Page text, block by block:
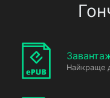
Найкраще